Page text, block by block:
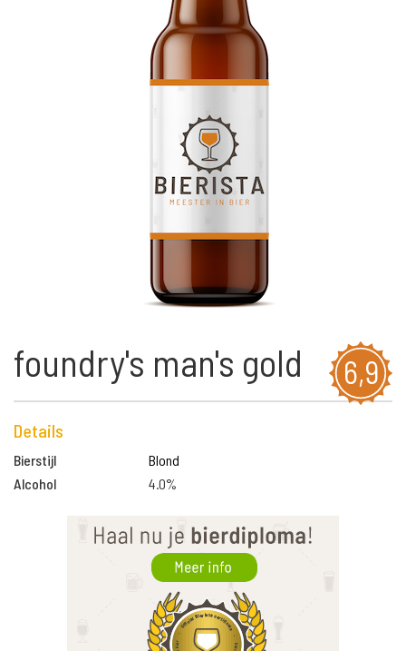
6,9
foundry's man's gold
Details
Bierstijl
Blond
Alcohol
4.0%